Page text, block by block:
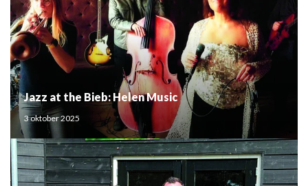
Jazz at the Bieb: Helen Music
3 oktober 2025